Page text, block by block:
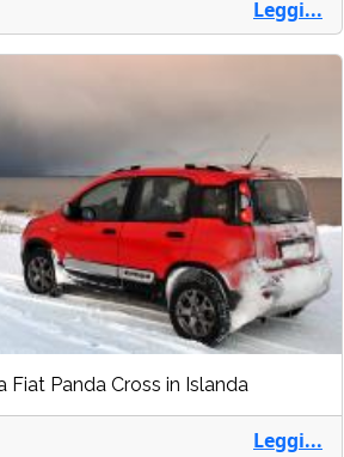
Leggi...
Panda Cross in Islanda
Leggi...